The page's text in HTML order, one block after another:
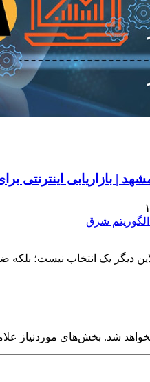
| بازاریابی
شرق
دیگر یک انتخاب نیست؛
شد. بخش‌های موردنیاز